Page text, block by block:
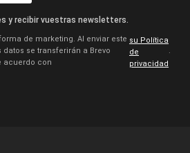
y recibir vuestras newsletters.
de marketing. Al enviar este
se transferirán a Brevo
acuerdo con
su Política
de
privacidad
.